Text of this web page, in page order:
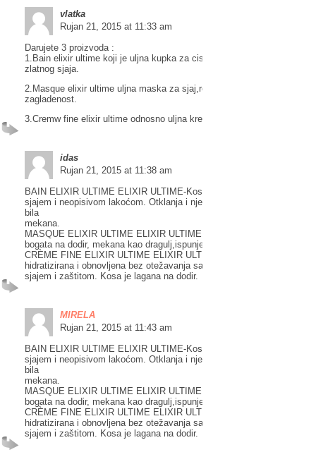
vlatka
Rujan 21, 2015 at 11:33 am
Darujete 3 proizvoda :
1.Bain elixir ultime koji je uljna kupka za ciscenje kose,kosa ce biti
zlatnog sjaja.
2.Masque elixir ultime uljna maska za sjaj,regeneraciju,mekost i
zagladenost.
3.Cremw fine elixir ultime odnosno uljna krema za hidratiziranu i laku
idas
Rujan 21, 2015 at 11:38 am
BAIN ELIXIR ULTIME ELIXIR ULTIME-Kosa dobiva bogat dodir sa
sjajem i neopisivom lakoćom. Otklanja i nježno čisti nečistoće kako bi
bila
mekana.
MASQUE ELIXIR ULTIME ELIXIR ULTIME NJEGA-Obogaćena kosa
bogata na dodir, mekana kao dragulj,ispunjena sa zlatnim sjajem.
CRÈME FINE ELIXIR ULTIME ELIXIR ULTIME TEKSTURIZACIJA-
hidratizirana i obnovljena bez otežavanja sa prirodnim
sjajem i zaštitom. Kosa je lagana na dodir.
MIRELA
Rujan 21, 2015 at 11:43 am
BAIN ELIXIR ULTIME ELIXIR ULTIME-Kosa dobiva bogat dodir sa
sjajem i neopisivom lakoćom. Otklanja i nježno čisti nečistoće kako bi
bila
mekana.
MASQUE ELIXIR ULTIME ELIXIR ULTIME NJEGA-Obogaćena kosa
bogata na dodir, mekana kao dragulj,ispunjena sa zlatnim sjajem.
CRÈME FINE ELIXIR ULTIME ELIXIR ULTIME TEKSTURIZACIJA-
hidratizirana i obnovljena bez otežavanja sa prirodnim
sjajem i zaštitom. Kosa je lagana na dodir.